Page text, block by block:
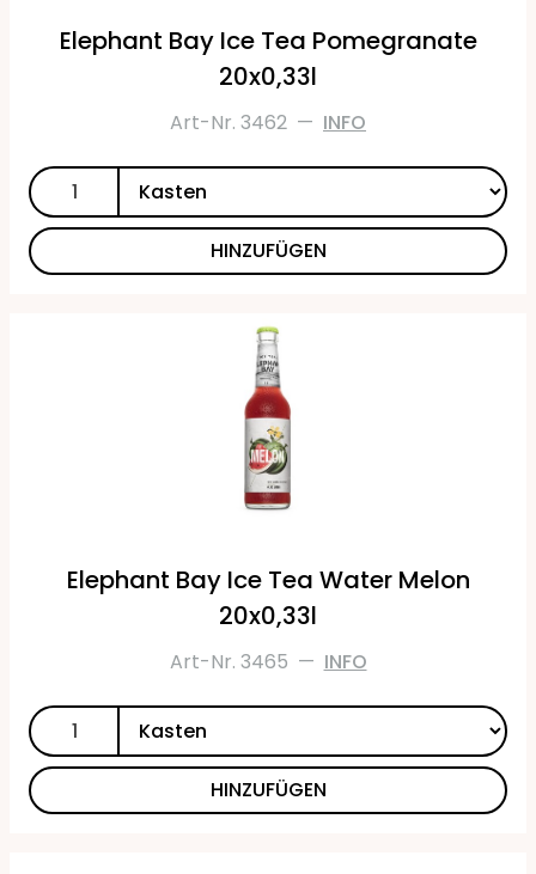
Elephant Bay Ice Tea Pomegranate
20x0,33l
Art-Nr. 3462 — INFO
HINZUFÜGEN
Elephant Bay Ice Tea Water Melon
20x0,33l
Art-Nr. 3465 — INFO
HINZUFÜGEN